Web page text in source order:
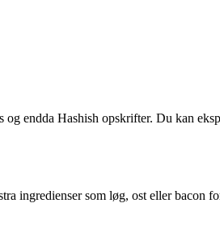
endda Hashish opskrifter. Du kan
ingredienser som løg, ost eller bacon